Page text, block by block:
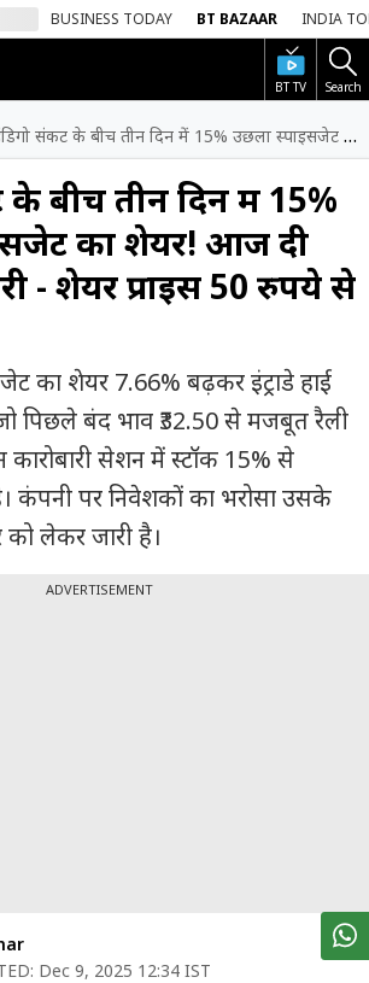
BUSINESS TODAY BT BAZAAR INDIA
BT TV Search
संकट के बीच तीन दिन में 15% उछला स्पाइसजेट का शेयर! आज दी बड़ी जानकारी - शेयर प्राइस 50 रुपये से कम
बीच तीन दिन में 15%
का शेयर! आज दी
- शेयर प्राइस 50 रुपये से
का शेयर 7.66% बढ़कर इंट्राडे हाई
पिछले बंद भाव ₹32.50 से मजबूत रैली
कारोबारी सेशन में स्टॉक 15% से
कंपनी पर निवेशकों का भरोसा उसके
लेकर जारी है।
ADVERTISEMENT
Dec 9, 2025 12:34 IST